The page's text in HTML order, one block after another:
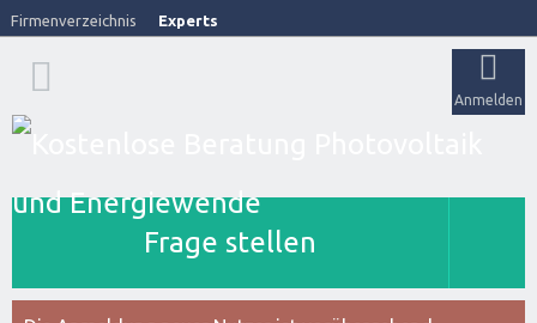
Firmenverzeichnis Experts
Anmelden
Frage stellen